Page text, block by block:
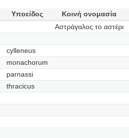
Υποείδος
Κοινή ονομασία
Αστράγαλος το αστέρι
cylleneus
monachorum
parnassi
thracicus